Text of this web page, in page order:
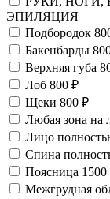
ЭПИЛЯЦИЯ
Подбородок
Бакенбарды
Верхняя губа
Лоб 800 ₽
Щеки 800 ₽
Любая зона на
Лицо
Спина
Поясница 1500
Межгрудная